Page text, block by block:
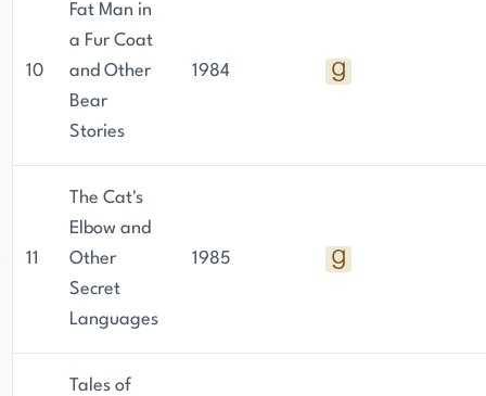
10
Fat Man in
a Fur Coat
and Other
Bear
Stories
1984
11
The Cat's
Elbow and
Other
Secret
Languages
1985
Tales of